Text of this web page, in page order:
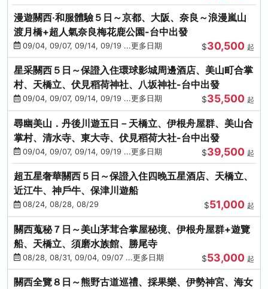
漫遊關西‧和服體驗５日～京都、大阪、奈良～浪漫嵐山
渡月橋+超人氣奈良梅花鹿公園-台中出發
09/04, 09/07, 09/14, 09/19 ...更多日期 $30,500 起
星采關西５日～保證入住環球影城周邊酒店、美山町合掌
村、天橋立、伏見稻荷神社、八坂神社-台中出發
09/04, 09/07, 09/14, 09/19 ...更多日期 $35,500 起
尋幽美山．丹後川遊五日－天橋立、伊根舟屋群、美山合
掌村、清水寺、東大寺、伏見稻荷大社-台中出發
09/04, 09/07, 09/14, 09/19 ...更多日期 $39,500 起
超五星奢華關西５日～保證入住四晚五星酒店、天橋立、
近江牛、神戶牛、保津川遊船
08/24, 08/28, 08/29 $51,000 起
關西蒐秘７日～美山茅茸合掌屋秘境、伊根舟屋群+遊覽
船、天橋立、須磨水族館、勝尾寺
08/28, 08/31, 09/04, 09/07 ...更多日期 $53,000 起
關西全覽８日～熊野古道巡禮、採果樂、伊勢神宮、海女